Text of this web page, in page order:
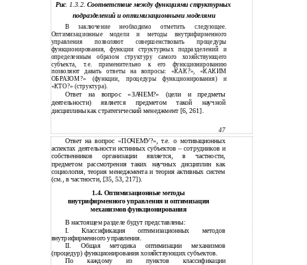
Рис. 1.3.2. Соответствие между функциями структурных
подразделений и оптимизационными моделями
В заключение необходимо отметить следующее.
Оптимизационные модели и методы внутрифирменного
управления позволяют совершенствовать процедуры
функционирования, функции структурных подразделений и
определенным образом структуру самого хозяйствующего
субъекта, т.е. применительно к его функционированию
позволяют давать ответы на вопросы: «КАК?», «КАКИМ
ОБРАЗОМ?» (функции, процедуры функционирования) и
«КТО?» (структура).
Ответ на вопрос «ЗАЧЕМ?» (цели и предметы
деятельности) является предметом такой научной
дисциплины как стратегический менеджмент [6, 261].
47
Ответ на вопрос «ПОЧЕМУ?», т.е. о мотивационных
аспектах деятельности истинных субъектов – сотрудников и
собственников организации является, в частности,
предметом рассмотрения таких научных дисциплин как
социология, теория менеджмента и теория активных систем
(см., в частности, [35, 53, 217]).
1.4. Оптимизационные методы
внутрифирменного управления и оптимизация
механизмов функционирования
В настоящем разделе будут представлены:
I. Классификация оптимизационных методов
внутрифирменного управления.
II. Общая методика оптимизации механизмов
(процедур) функционирования хозяйствующих субъектов.
По каждому из пунктов классификации